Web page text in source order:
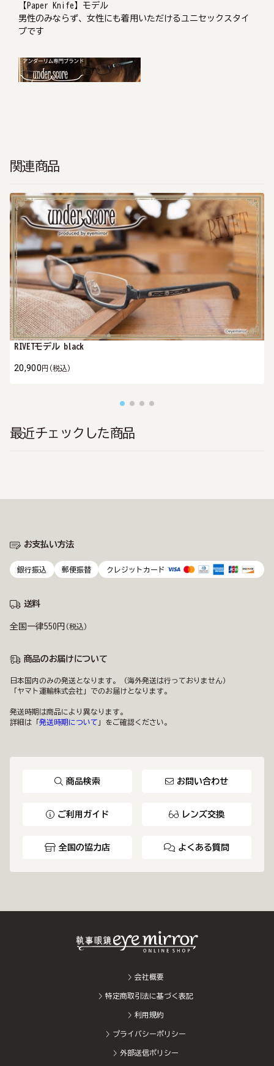
【Paper Knife】モデル
男性のみならず、女性にも着用いただけるユニセックスタイ
プです
関連商品
RIVETモデル black
20,900 円 (税込)
最近チェックした商品
お支払い方法
銀行振込 郵便振替 クレジットカード
送料
全国一律550円 (税込)
商品のお届けについて
日本国内のみの発送となります。（海外発送は行っておりません）
「ヤマト運輸株式会社」でのお届けとなります。
発送時期は商品により異なります。
詳細は「 発送時期について 」をご確認ください。
商品検索 お問い合わせ
ご利用ガイド レンズ交換
全国の協力店 よくある質問
会社概要
特定商取引法に基づく表記
利用規約
プライバシーポリシー
外部送信ポリシー